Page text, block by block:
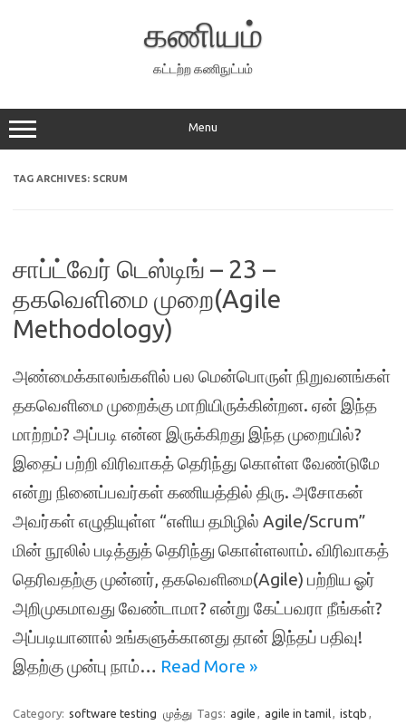
கணியம்
கட்டற்ற கணிநுட்பம்
Menu
TAG ARCHIVES: SCRUM
சாப்ட்வேர் டெஸ்டிங் – 23 –
தகவெளிமை முறை(Agile
Methodology)
அண்மைக்காலங்களில் பல மென்பொருள் நிறுவனங்கள்
தகவெளிமை முறைக்கு மாறியிருக்கின்றன. ஏன் இந்த
மாற்றம்? அப்படி என்ன இருக்கிறது இந்த முறையில்?
இதைப் பற்றி விரிவாகத் தெரிந்து கொள்ள வேண்டுமே
என்று நினைப்பவர்கள் கணியத்தில் திரு. அசோகன்
அவர்கள் எழுதியுள்ள “எளிய தமிழில் Agile/Scrum”
மின் நூலில் படித்துத் தெரிந்து கொள்ளலாம். விரிவாகத்
தெரிவதற்கு முன்னர், தகவெளிமை(Agile) பற்றிய ஓர்
அறிமுகமாவது வேண்டாமா? என்று கேட்பவரா நீங்கள்?
அப்படியானால் உங்களுக்கானது தான் இந்தப் பதிவு!
இதற்கு முன்பு நாம்… Read More »
Category: software testing முத்து Tags: agile , agile in tamil, istqb ,